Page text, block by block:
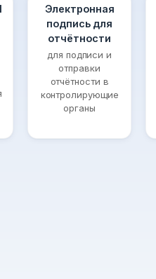
Электронная
подпись для
отчётности
для подписи и
отправки
отчётности в
контролирующие
органы